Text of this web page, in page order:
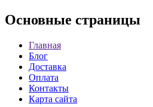
Основные страницы
Главная
Блог
Доставка
Оплата
Контакты
Карта сайта